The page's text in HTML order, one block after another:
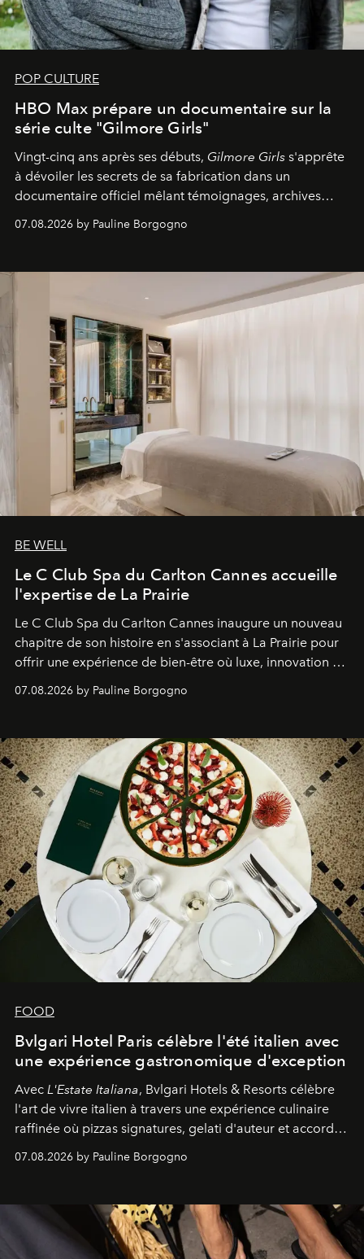
POP CULTURE
HBO Max prépare un documentaire sur la
série culte "Gilmore Girls"
Vingt-cinq ans après ses débuts, Gilmore Girls s'apprête
à dévoiler les secrets de sa fabrication dans un
documentaire officiel mêlant témoignages, archives
inédites et plongée dans les coulisses d'un phénomène
générationnel.
07.08.2026 by Pauline Borgogno
BE WELL
Le C Club Spa du Carlton Cannes accueille
l'expertise de La Prairie
Le C Club Spa du Carlton Cannes inaugure un nouveau
chapitre de son histoire en s'associant à La Prairie pour
offrir une expérience de bien-être où luxe, innovation et
expertise se rencontrent.
07.08.2026 by Pauline Borgogno
FOOD
Bvlgari Hotel Paris célèbre l'été italien avec
une expérience gastronomique d'exception
Avec L'Estate Italiana, Bvlgari Hotels & Resorts célèbre
l'art de vivre italien à travers une expérience culinaire
raffinée où pizzas signatures, gelati d'auteur et accords
d'exception composent un véritable voyage sensoriel.
07.08.2026 by Pauline Borgogno